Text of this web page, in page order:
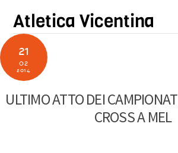
content
Atletica Vicentina
21
02
2014
ULTIMO ATTO DEI
CROSS A MEL